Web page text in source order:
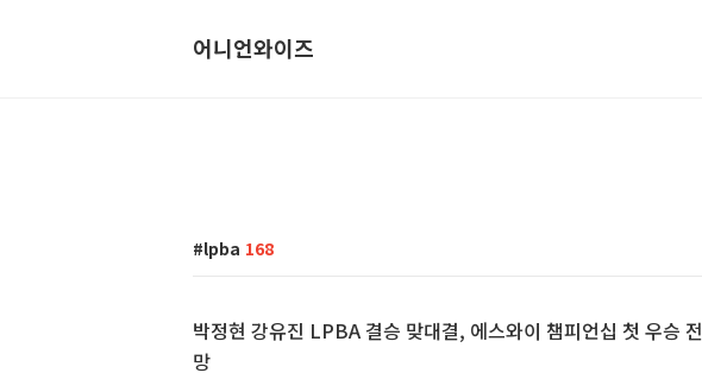
어니언와이즈
lpba 168
박정현 강유진 LPBA 결승 맞대결, 에스와이 챔피언십 첫 우승 전
망